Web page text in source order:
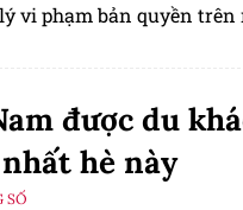
vi phạm bản quyền trên
phép.được du
hè này
SỐ